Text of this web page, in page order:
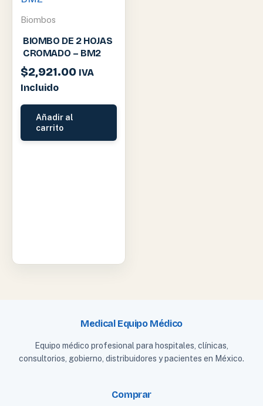
Biombos
BIOMBO DE 2 HOJAS
CROMADO – BM2
$2,921.00 IVA
Incluido
Añadir al
carrito
Medical Equipo Médico
Equipo médico profesional para hospitales, clínicas,
consultorios, gobierno, distribuidores y pacientes en México.
Comprar